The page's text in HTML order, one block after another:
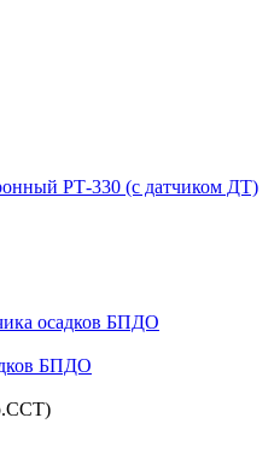
РТ-330 (с датчиком ДТ)
БПДО